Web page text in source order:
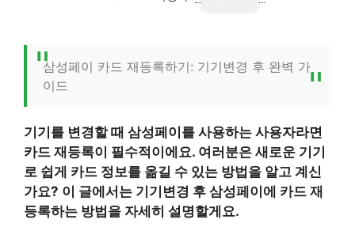
삼성페이 카드 재등록하기: 기기변경 후 완벽 가
이드
기기를 변경할 때 삼성페이를 사용하는 사용자라면
카드 재등록이 필수적이에요. 여러분은 새로운 기기
로 쉽게 카드 정보를 옮길 수 있는 방법을 알고 계신
가요? 이 글에서는 기기변경 후 삼성페이에 카드 재
등록하는 방법을 자세히 설명할게요.